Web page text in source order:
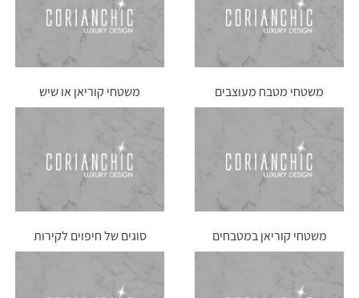
משטחי מטבח מעוצבים
משטחי קוריאן או שיש
למטבח כפרי?
משטחי קוריאן במטבחים
ביתיים – מאפיינים מיוחדים
סוגים של חיפוים לקירות
המטבח